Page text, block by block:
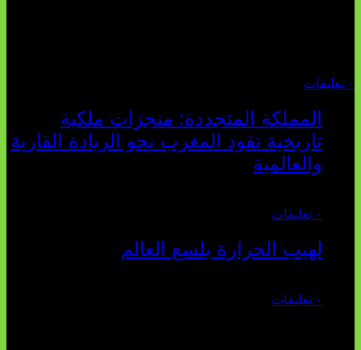
٠ تعليقات
المملكة المتجددة: منجزات ملكية
تاريخية تقود المغرب نحو الريادة القارية
والعالمية
٠ تعليقات
لهيب الحرارة يلسع العالم
٠ تعليقات